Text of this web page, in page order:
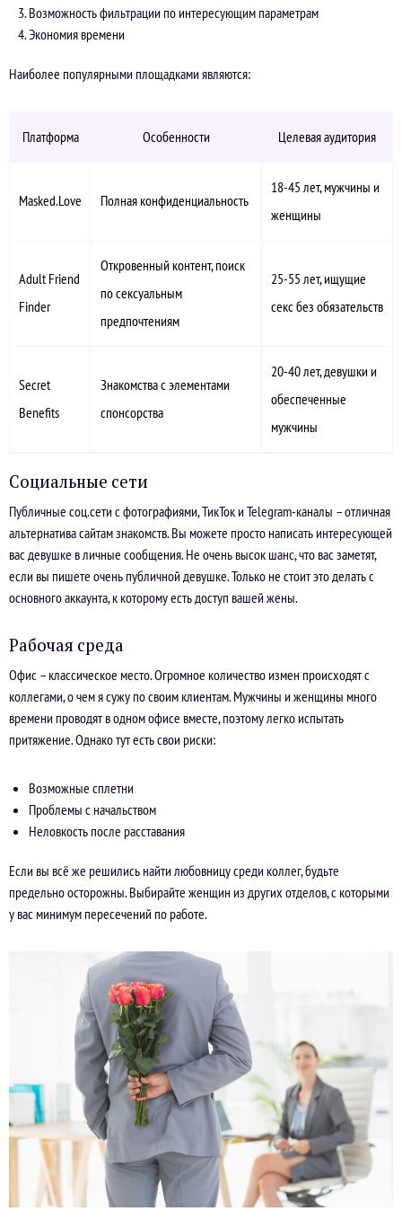
Возможность фильтрации по интересующим параметрам
Экономия времени
Наиболее популярными площадками являются:
Платформа Особенности Целевая аудитория
Masked.Love Полная конфиденциальность
18-45 лет, мужчины и
женщины
Adult Friend
Finder
Откровенный контент, поиск
по сексуальным
предпочтениям
25-55 лет, ищущие
секс без обязательств
Secret
Benefits
Знакомства с элементами
спонсорства
20-40 лет, девушки и
обеспеченные
мужчины
Социальные сети
Публичные соц.сети с фотографиями, ТикТок и Telegram-каналы – отличная
альтернатива сайтам знакомств. Вы можете просто написать интересующей
вас девушке в личные сообщения. Не очень высок шанс, что вас заметят,
если вы пишете очень публичной девушке. Только не стоит это делать с
основного аккаунта, к которому есть доступ вашей жены.
Рабочая среда
Офис – классическое место. Огромное количество измен происходят с
коллегами, о чем я сужу по своим клиентам. Мужчины и женщины много
времени проводят в одном офисе вместе, поэтому легко испытать
притяжение. Однако тут есть свои риски:
Возможные сплетни
Проблемы с начальством
Неловкость после расставания
Если вы всё же решились найти любовницу среди коллег, будьте
предельно осторожны. Выбирайте женщин из других отделов, с которыми
у вас минимум пересечений по работе.